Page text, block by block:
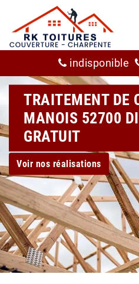
indisponible
TRAITEMENT DE
MANOIS 52700
GRATUIT
Voir nos réalisations